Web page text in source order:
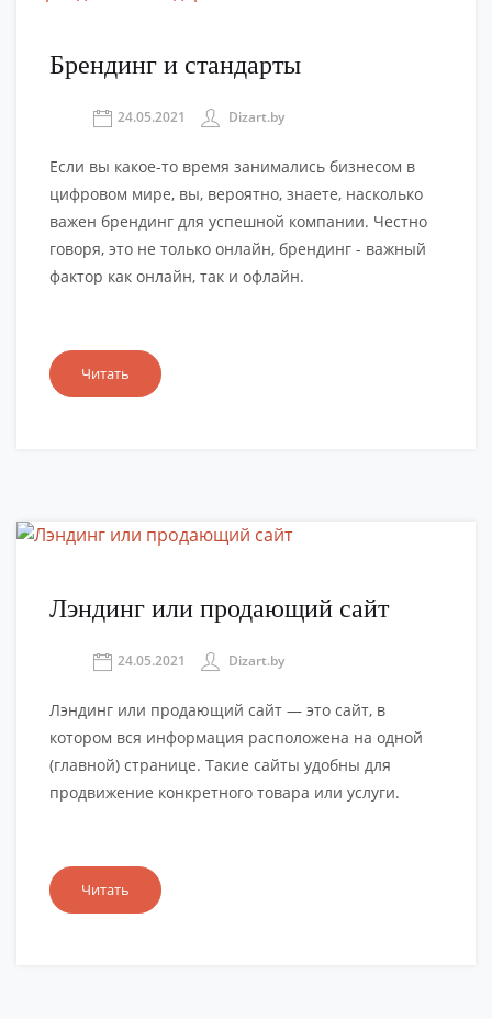
Брендинг и стандарты
24.05.2021 Dizart.by
Если вы какое-то время занимались бизнесом в
цифровом мире, вы, вероятно, знаете, насколько
важен брендинг для успешной компании. Честно
говоря, это не только онлайн, брендинг - важный
фактор как онлайн, так и офлайн.
Читать
Лэндинг или продающий сайт
24.05.2021 Dizart.by
Лэндинг или продающий сайт — это сайт, в
котором вся информация расположена на одной
(главной) странице. Такие сайты удобны для
продвижение конкретного товара или услуги.
Читать